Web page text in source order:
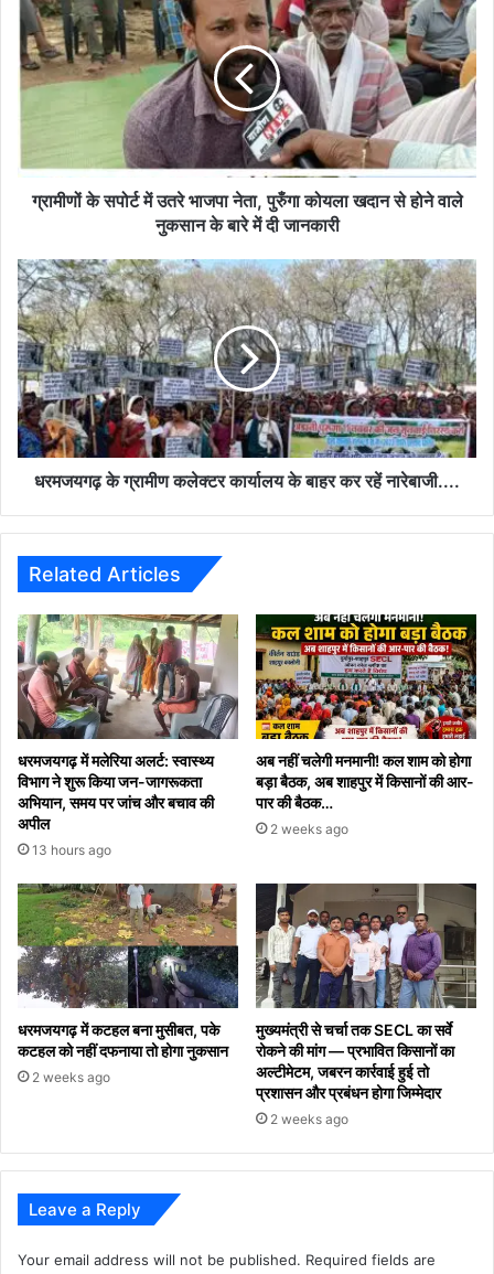
के
सपोर्ट
में
उतरे
कोयला
खदान
वाले
नुकसान
के
बारे
में
दी
जानकारी
ग्रामीणों के सपोर्ट में उतरे भाजपा नेता, पुरुँगा कोयला खदान से होने वाले
नुकसान के बारे में दी जानकारी
धरमजयगढ़
के
ग्रामीण
कलेक्टर
कार्यालय
के
बाहर
कर
रहें
नारेबाजी....
धरमजयगढ़ के ग्रामीण कलेक्टर कार्यालय के बाहर कर रहें नारेबाजी....
Related Articles
धरमजयगढ़ में मलेरिया अलर्ट: स्वास्थ्य
विभाग ने शुरू किया जन-जागरूकता
अभियान, समय पर जांच और बचाव की
अपील
13 hours ago
अब नहीं चलेगी मनमानी! कल शाम को होगा
बड़ा बैठक, अब शाहपुर में किसानों की आर-
पार की बैठक…
2 weeks ago
धरमजयगढ़ में कटहल बना मुसीबत, पके
कटहल को नहीं दफनाया तो होगा नुकसान
2 weeks ago
मुख्यमंत्री से चर्चा तक SECL का सर्वे
रोकने की मांग — प्रभावित किसानों का
अल्टीमेटम, जबरन कार्रवाई हुई तो
प्रशासन और प्रबंधन होगा जिम्मेदार
2 weeks ago
Leave a Reply
Your email address will not be published. Required fields are